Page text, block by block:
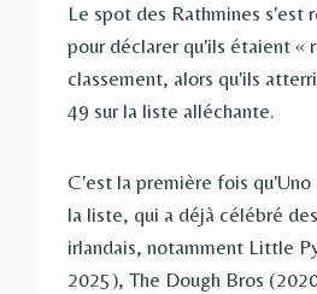
Le spot des Rathmines s'est
pour déclarer qu'ils étaient «
classement, alors qu'ils
49 sur la liste alléchante.
C'est la première fois qu'Uno
la liste, qui a déjà célébré
irlandais, notamment Little
2025), The Dough Bros